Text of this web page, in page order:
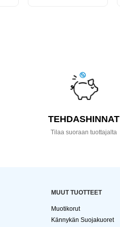
TEHDASHINNAT
Tilaa suoraan tuottajalta
MUUT TUOTTEET
Muotikorut
Kännykän Suojakuoret